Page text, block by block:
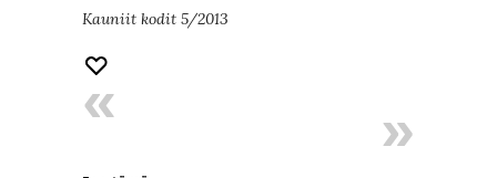
Kauniit kodit 5/2013